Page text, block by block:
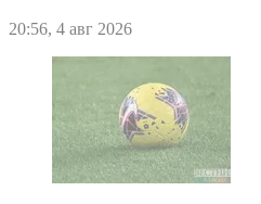
20:56, 4 авг 2026